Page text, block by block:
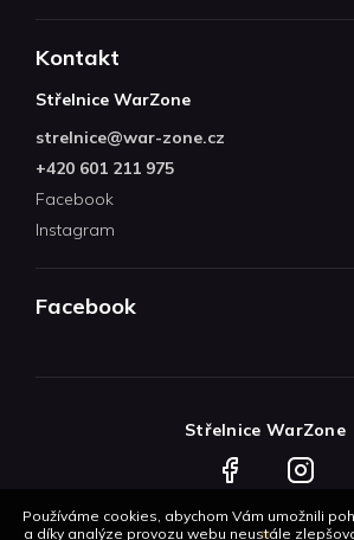
Používáme cookies, abychom Vám umožnili
a díky analýze provozu webu neustále
Kontakt
Střelnice WarZone
strelnice@war-zone.cz
+420 601 211 975
Facebook
Instagram
Facebook
Střelnice WarZone
FacebookInstagram